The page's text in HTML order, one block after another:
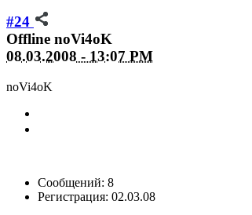
#24
Offline noVi4oK
08.03.2008 - 13:07 PM
noVi4oK
Сообщений: 8
Регистрация: 02.03.08